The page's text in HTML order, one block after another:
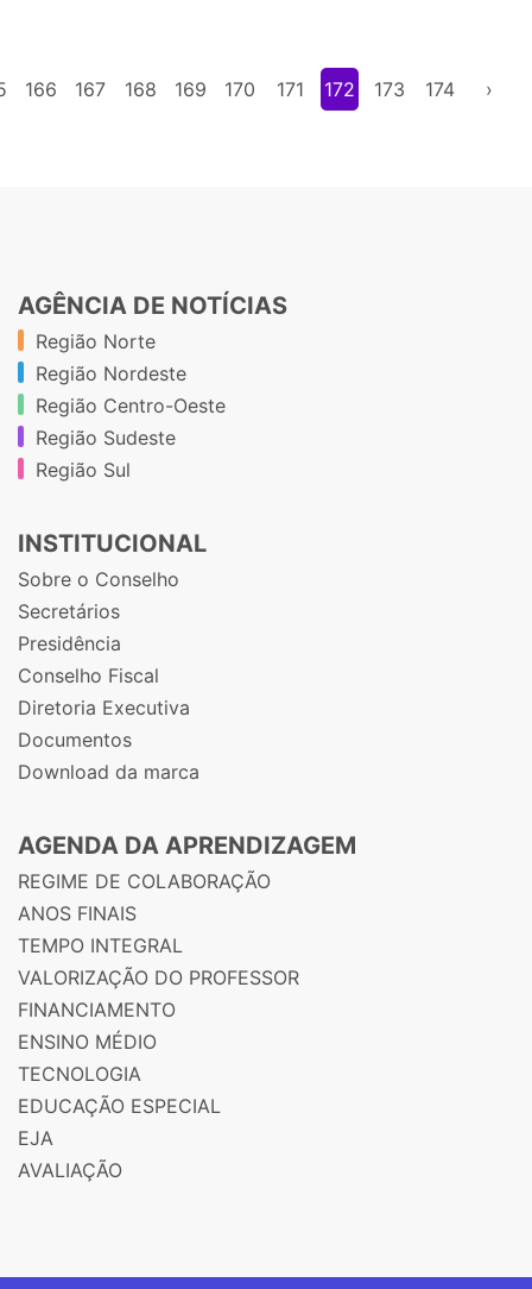
166 167 168 169 170 171 172 173 174 ›
AGÊNCIA DE NOTÍCIAS
Região Norte
Região Nordeste
Região Centro-Oeste
Região Sudeste
Região Sul
INSTITUCIONAL
Sobre o Conselho
Secretários
Presidência
Conselho Fiscal
Diretoria Executiva
Documentos
Download da marca
AGENDA DA APRENDIZAGEM
REGIME DE COLABORAÇÃO
ANOS FINAIS
TEMPO INTEGRAL
VALORIZAÇÃO DO PROFESSOR
FINANCIAMENTO
ENSINO MÉDIO
TECNOLOGIA
EDUCAÇÃO ESPECIAL
EJA
AVALIAÇÃO